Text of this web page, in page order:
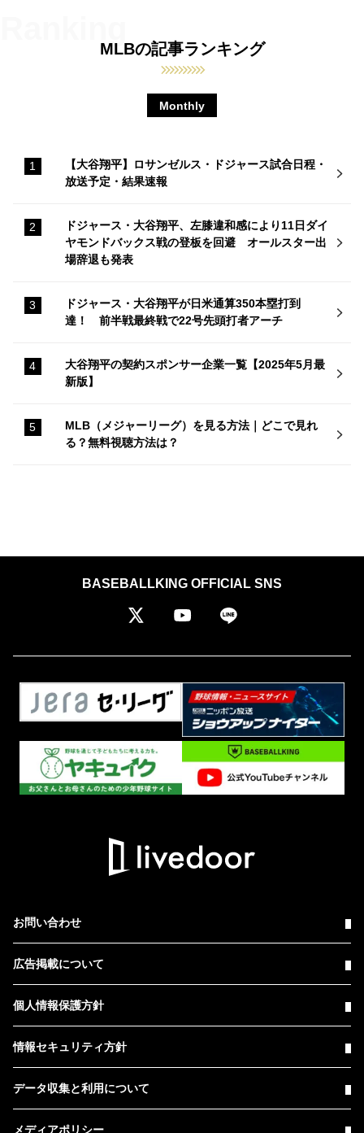
MLBの記事ランキング
Monthly
【大谷翔平】ロサンゼルス・ドジャース試合日程・
放送予定・結果速報
ドジャース・大谷翔平、左膝違和感により11日ダイ
ヤモンドバックス戦の登板を回避 オールスター出
場辞退も発表
ドジャース・大谷翔平が日米通算350本塁打到
達！ 前半戦最終戦で22号先頭打者アーチ
大谷翔平の契約スポンサー企業一覧【2025年5月最
新版】
MLB（メジャーリーグ）を見る方法｜どこで見れ
る？無料視聴方法は？
BASEBALLKING OFFICIAL SNS
お問い合わせ
広告掲載について
個人情報保護方針
情報セキュリティ方針
データ収集と利用について
メディアポリシー